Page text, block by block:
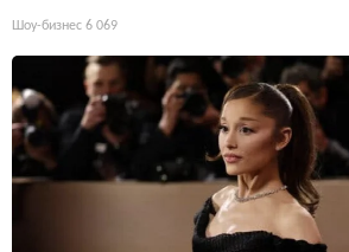
Шоу-бизнес 6 069